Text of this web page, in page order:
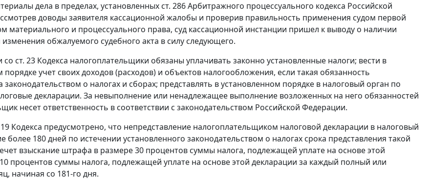
дела в пределах, установленных ст. 286Арбитражного процессуального кодекса Российской
доводы заявителя кассационной жалобы и проверив правильность применения судом первой
материального и процессуального права, суд кассационной инстанции пришел к выводу о наличии
обжалуемого судебного акта в силу следующего.
со ст. 23 Кодекса налогоплательщики обязаны уплачивать законно установленные налоги; вести в
порядке учет своих доходов (расходов) и объектов налогообложения, если такая обязанность
законодательством о налогах и сборах; представлять в установленном порядке в налоговый орган по
декларации. За невыполнение или ненадлежащее выполнение возложенных на него обязанностей
несет ответственность в соответствии с законодательством Российской Федерации.
Кодекса предусмотрено, что непредставление налогоплательщиком налоговой декларации в налоговый
более 180 дней по истечении установленного законодательством о налогах срока представления такой
взыскание штрафа в размере 30 процентов суммы налога, подлежащей уплате на основе этой
процентов суммы налога, подлежащей уплате на основе этой декларации за каждый полный или
начиная со 181-го дня.